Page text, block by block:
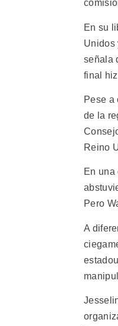
En su
Unidos
señala
final
Pese a
de la
Reino
En
Pero
A